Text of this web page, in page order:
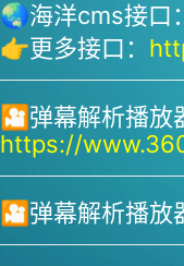
🌏海洋cms接口：
👉更多接口：
🎦弹幕解析播放
https://
🎦弹幕解析播放